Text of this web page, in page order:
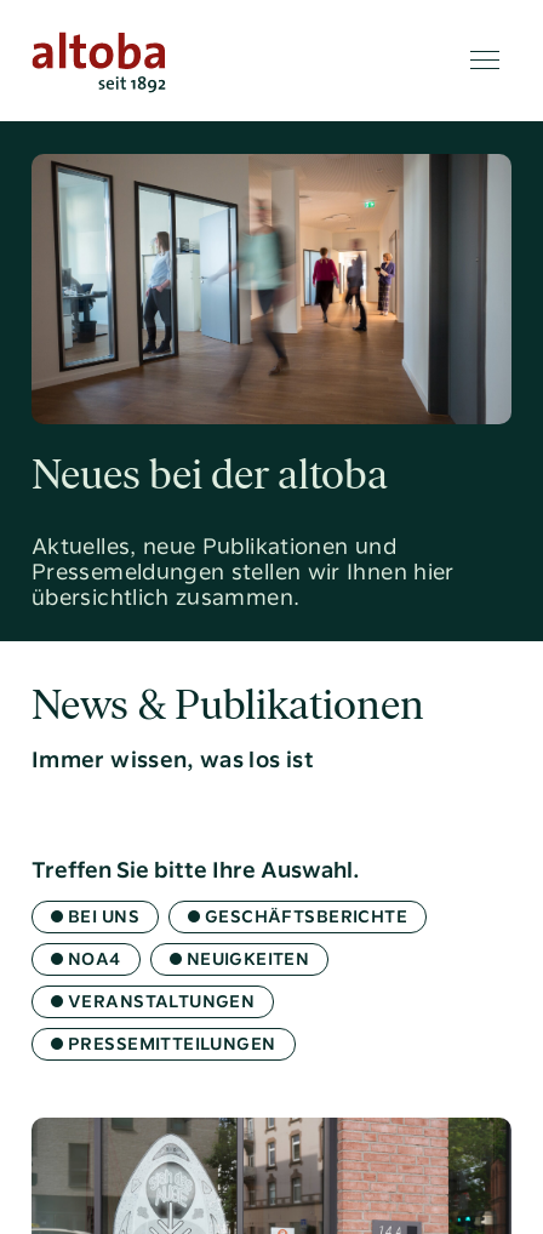
Wunschtermin vereinbaren
Neues bei der altoba
Aktuelles, neue Publikationen und
Pressemeldungen stellen wir Ihnen hier
übersichtlich zusammen.
News & Publikationen
Immer wissen, was los ist
Treffen Sie bitte Ihre Auswahl.
BEI UNS GESCHÄFTSBERICHTE
NOA4 NEUIGKEITEN
VERANSTALTUNGEN
PRESSEMITTEILUNGEN